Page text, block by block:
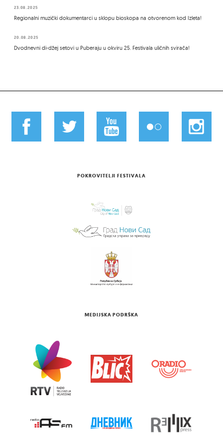
23.08.2025
Regionalni muzički dokumentarci u sklopu bioskopa na otvorenom kod Izleta!
20.08.2025
Dvodnevni di-džej setovi u Puberaju u okviru 25. Festivala uličnih svirača!
POKROVITELJI FESTIVALA
MEDIJSKA PODRŠKA